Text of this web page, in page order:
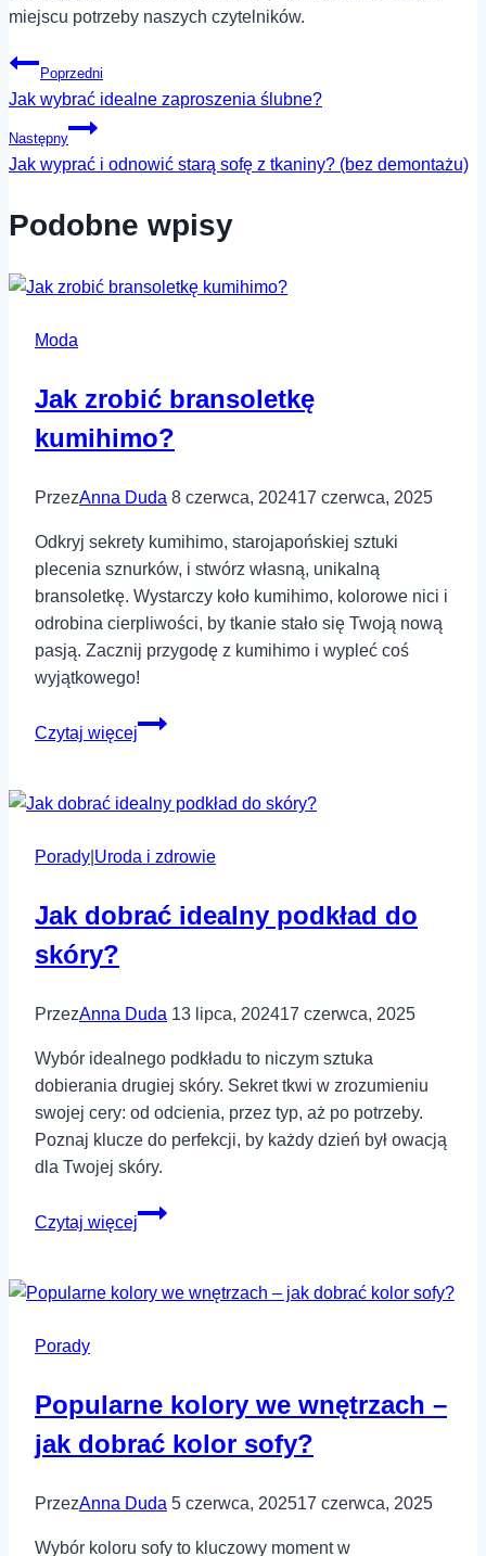
miejscu potrzeby naszych czytelników.
Nawigacja
wpisu
Poprzedni
Jak wybrać idealne zaproszenia ślubne?
Następny
Jak wyprać i odnowić starą sofę z tkaniny? (bez demontażu)
Podobne wpisy
Moda
Jak zrobić bransoletkę
kumihimo?
PrzezAnna Duda 8 czerwca, 202417 czerwca, 2025
Odkryj sekrety kumihimo, starojapońskiej sztuki
plecenia sznurków, i stwórz własną, unikalną
bransoletkę. Wystarczy koło kumihimo, kolorowe nici i
odrobina cierpliwości, by tkanie stało się Twoją nową
pasją. Zacznij przygodę z kumihimo i wypleć coś
wyjątkowego!
Czytaj więcej
Jak
kumihimo?
Porady Uroda i zdrowie
Jak dobrać idealny podkład do
skóry?
PrzezAnna Duda 13 lipca, 202417 czerwca, 2025
Wybór idealnego podkładu to niczym sztuka
dobierania drugiej skóry. Sekret tkwi w zrozumieniu
swojej cery: od odcienia, przez typ, aż po potrzeby.
Poznaj klucze do perfekcji, by każdy dzień był owacją
dla Twojej skóry.
Czytaj więcej
Jak
podkład
Porady
Popularne kolory we wnętrzach –
jak dobrać kolor sofy?
PrzezAnna Duda 5 czerwca, 202517 czerwca, 2025
Wybór koloru sofy to kluczowy moment w